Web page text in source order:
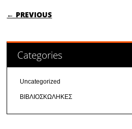
POST NAVIGATION
← PREVIOUS
Categories
Uncategorized
ΒΙΒΛΙΟΣΚΩΛΗΚΕΣ